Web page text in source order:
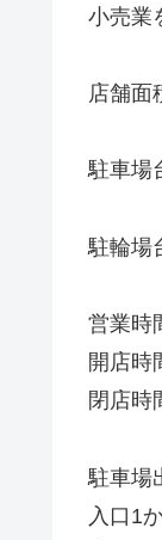
小売業
店舗面
駐車場
駐輪場
営業時
開店時
閉店時
駐車場
入口1